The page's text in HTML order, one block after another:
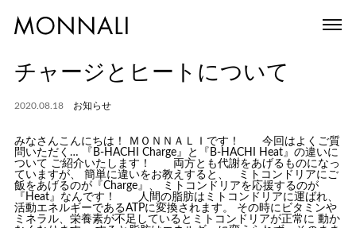
チャージとヒートについて
2020.08.18 お知らせ
みなさんこんにちは！ ＭＯＮＮＡＬＩです！ 今回はよくご質
問いただく… 『B-HACHI Charge』と『B-HACHI Heat』の違いに
ついて ご紹介いたします！ 両方とも代謝をあげるものになっ
ていますが、 簡単に違いをお教えすると、 ミトコンドリアにご
飯をあげるのが『Charge』、 ミトコンドリアを応援するのが
『Heat』なんです！ 人間の脂肪はミトコンドリアに運ばれ、
活動エネルギーであるATPに変換されます。 その時にビタミンや
ミネラル、栄養素が不足しているとミトコンドリアが正常に 動か